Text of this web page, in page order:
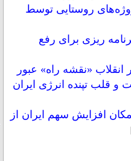
روستایی توسط
ریزی برای رفع
«نقشه راه» عبور
تپنده انرژی ایران
افزایش سهم ایران از